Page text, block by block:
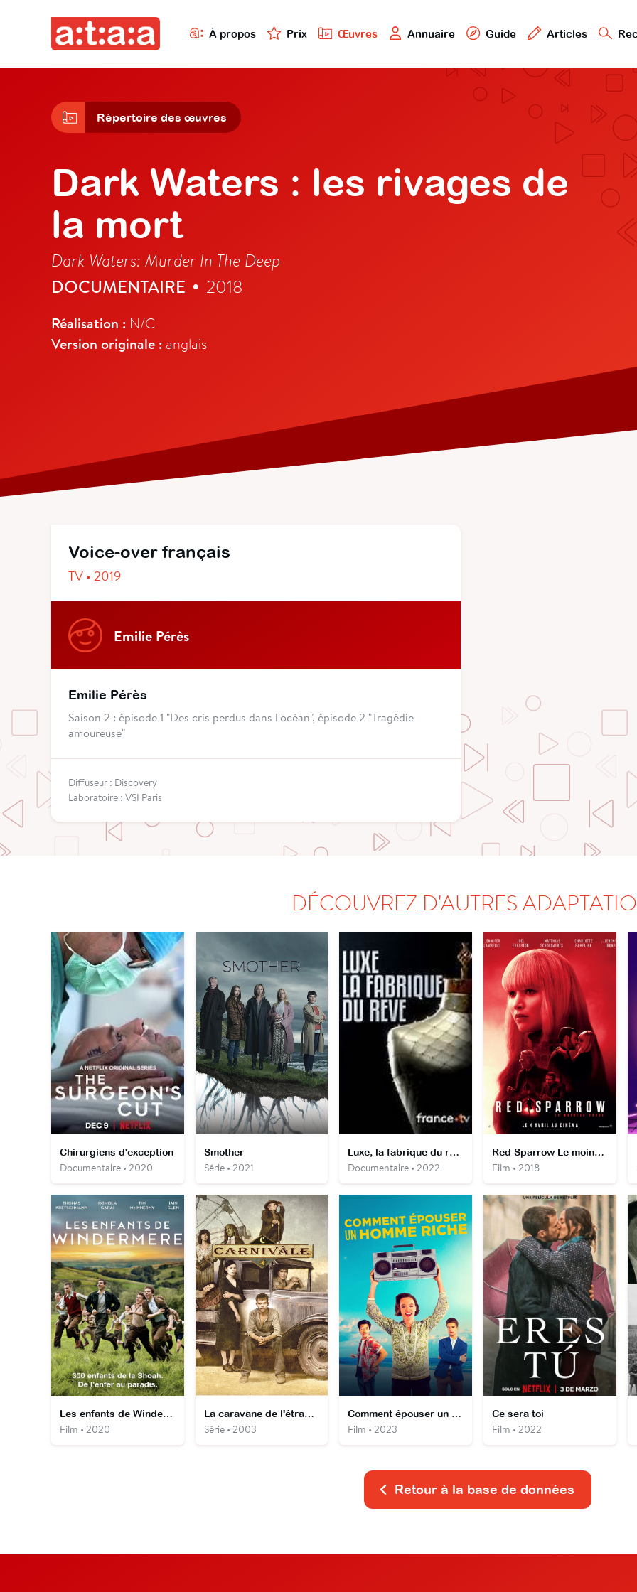
À propos Prix Œuvres Annuaire Guide Articles
Répertoire des œuvres
Dark Waters : les rivages de
la mort
Dark Waters: Murder In The Deep
DOCUMENTAIRE • 2018
Réalisation : N/C
Version originale : anglais
Voice-over français
TV • 2019
Emilie Pérès
Emilie Pérès
Saison 2 : épisode 1 "Des cris perdus dans l'océan", épisode 2 "Tragédie
amoureuse"
Diffuseur : Discovery
Laboratoire : VSI Paris
DÉCOUVREZ D'AUTRES
Chirurgiens d'exception
Documentaire • 2020
Smother
Série • 2021
Luxe, la fabrique du rêve
Documentaire • 2022
Red Sparrow Le moineau rouge
Film • 2018
Les enfants de Windermere
Film • 2020
La caravane de l'étrange
Série • 2003
Comment épouser un homme riche ?
Film • 2023
Ce sera toi
Film • 2022
Retour à la base de données